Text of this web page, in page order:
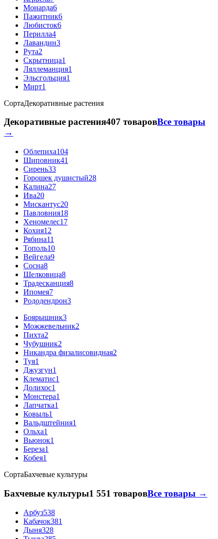
Монарда6
Пажитник6
Любисток6
Перилла4
Лавандин3
Рута2
Скрытница1
Ляллеманция1
Эльсгольция1
Мирт1
СортаДекоративные растения
Декоративные растения407 товаровВсе товары
→
Облепиха104
Шиповник41
Сирень33
Горошек душистый28
Калина27
Ива20
Мискантус20
Павловния18
Хеномелес17
Кохия12
Рябина11
Тополь10
Вейгела9
Сосна8
Шелковица8
Традесканция8
Ипомея7
Рододендрон3
Боярышник3
Можжевельник2
Пихта2
Чубушник2
Никандра физалисовидная2
Туя1
Джузгун1
Клематис1
Долихос1
Монстера1
Лапчатка1
Ковыль1
Вальдштейния1
Ольха1
Вьюнок1
Береза1
Кобея1
СортаБахчевые культуры
Бахчевые культуры1 551 товаровВсе товары →
Арбуз538
Кабачок381
Дыня328